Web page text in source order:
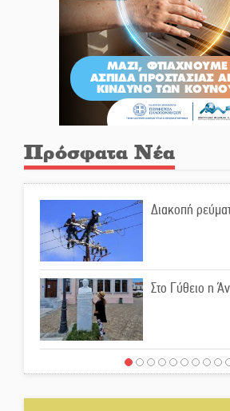
Πρόσφατα Νέα
Διακοπή
Στο Γύθειο η
Νταλίκα έπεσε